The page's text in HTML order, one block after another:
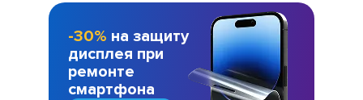
-30% на защиту
дисплея при
ремонте
смартфона